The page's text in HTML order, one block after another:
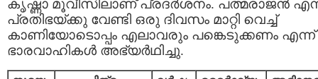
കൃഷ്ണാ മൂവീസിലാണ് പ്രദര്‍ശനം. പത്മരാജന്‍
പ്രതിഭയ്ക്കു വേണ്ടി ഒരു ദിവസം മാറ്റി വെച്ച്‌
കാണിയോടൊപ്പം എലാവരും പങ്കെടുക്കണം എന്ന്
ഭാരവാഹികള്‍ അഭ്യര്‍ഥിച്ചു.